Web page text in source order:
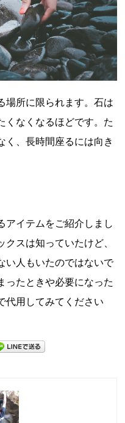
場所に限られます。石は
くなくなるほどです。た
く、長時間座るには向き
アイテムをご紹介しまし
スは知っていたけど、
い人もいたのではないで
ったときや必要になった
代用してみてください